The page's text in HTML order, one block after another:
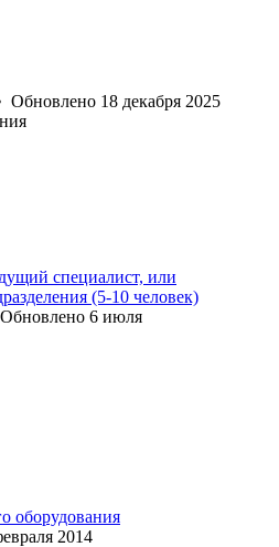
Обновлено 18 декабря 2025
специалист, или
(5-10 человек)
Обновлено 6 июля
оборудования
2014